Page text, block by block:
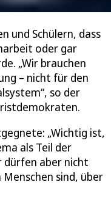
und Schülern, dass
oder gar
„Wir brauchen
– nicht für den
so der
„Wichtig ist,
als Teil der
dürfen aber nicht
sind, über